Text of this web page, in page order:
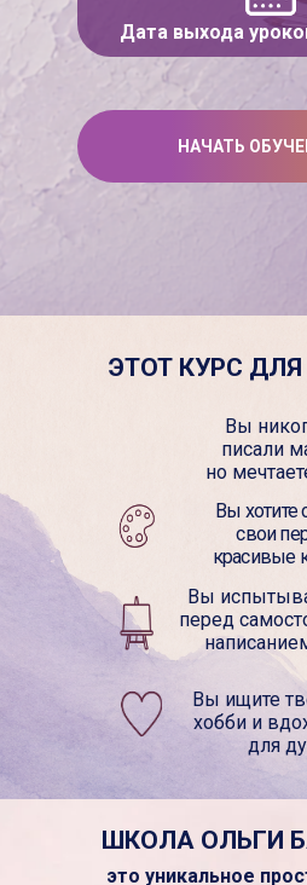
Дата выхода
НАЧАТЬ
Вы
писали
но
Вы хотите
свои
красивые
Вы
перед
Вы ищите
хобби и
для
ЭТОТ КУРС
ШКОЛА ОЛЬГИ
это уникальное